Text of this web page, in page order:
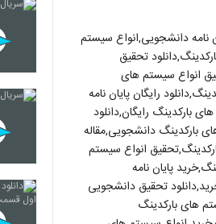
نامه دانشجویی,انواع سیستم
تحقیق
انواع سیستم های
رایگان پایان نامه
بارکدینگ رایگان,دانلود
بارکدینگ دانشجویی,مقاله
انواع سیستم
پایان نامه
تحقیق دانشجویی
های بارکدینگ